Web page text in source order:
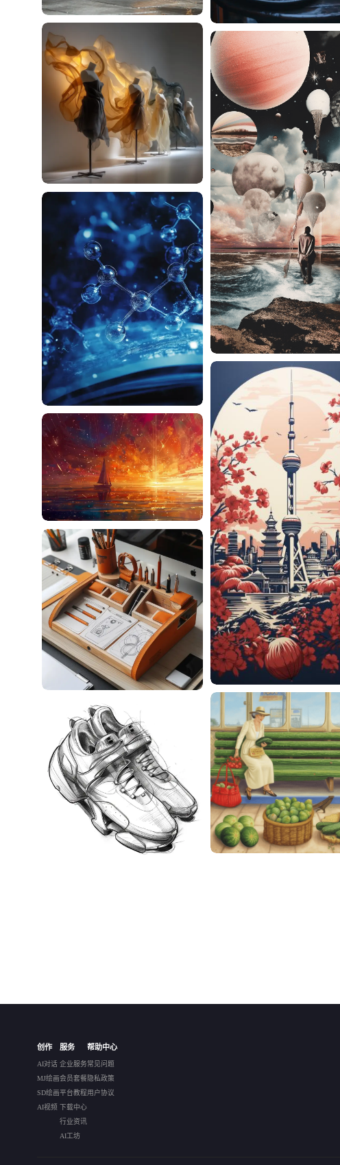
创作
AI对话
MJ绘画
SD绘画
AI视频
服务
企业服务
会员套餐
平台教程
下载中心
行业资讯
AI工坊
帮助中心
常见问题
隐私政策
用户协议